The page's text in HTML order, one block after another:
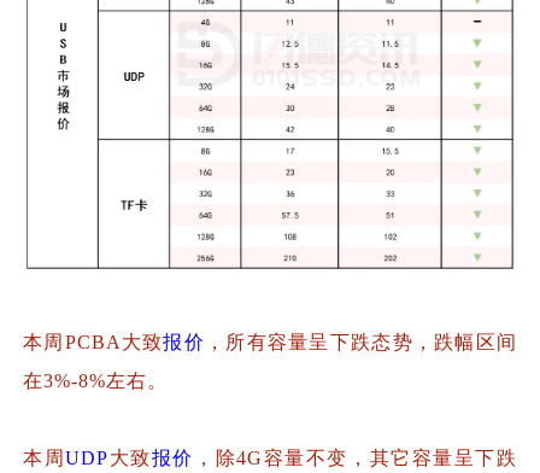
本周PCBA大致报价 ，所有容量呈下跌态势，跌幅区间
在3%-8%左右。
本周UDP大致报价 ，除4G容量不变，其它容量呈下跌